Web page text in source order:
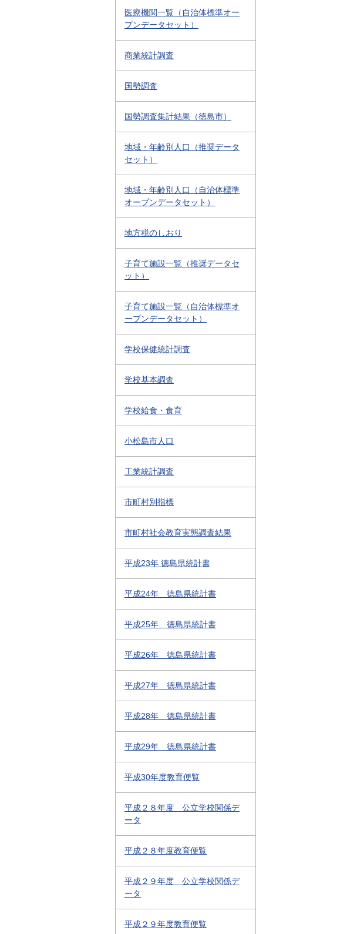
医療機関一覧（自治体標準オー
プンデータセット）
商業統計調査
国勢調査
国勢調査集計結果（徳島市）
地域・年齢別人口（推奨データ
セット）
地域・年齢別人口（自治体標準
オープンデータセット）
地方税のしおり
子育て施設一覧（推奨データセ
ット）
子育て施設一覧（自治体標準オ
ープンデータセット）
学校保健統計調査
学校基本調査
学校給食・食育
小松島市人口
工業統計調査
市町村別指標
市町村社会教育実態調査結果
平成23年 徳島県統計書
平成24年 徳島県統計書
平成25年 徳島県統計書
平成26年 徳島県統計書
平成27年 徳島県統計書
平成28年 徳島県統計書
平成29年 徳島県統計書
平成30年度教育便覧
平成２８年度 公立学校関係デ
ータ
平成２８年度教育便覧
平成２９年度 公立学校関係デ
ータ
平成２９年度教育便覧